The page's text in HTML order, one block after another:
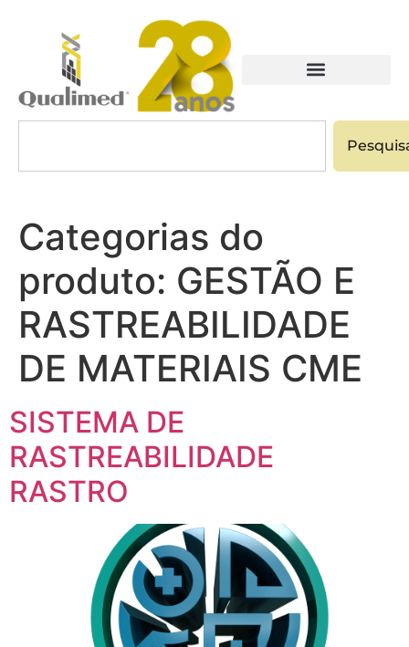
Categorias do
produto: GESTÃO E
RASTREABILIDADE
DE MATERIAIS CME
SISTEMA DE
RASTREABILIDADE
RASTRO